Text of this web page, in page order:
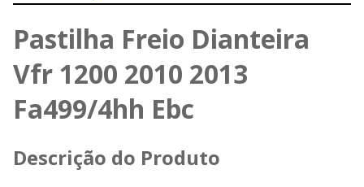
Pastilha Freio Dianteira
Vfr 1200 2010 2013
Fa499/4hh Ebc
Descrição do Produto